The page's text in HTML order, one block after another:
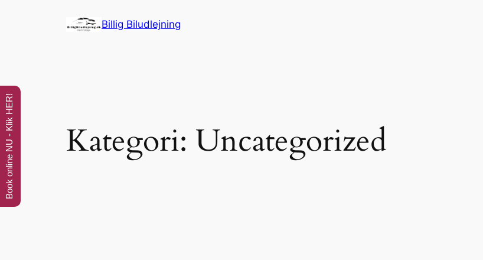
Billig Biludlejning
Kategori: Uncategorized
Book online NU - Klik HER!